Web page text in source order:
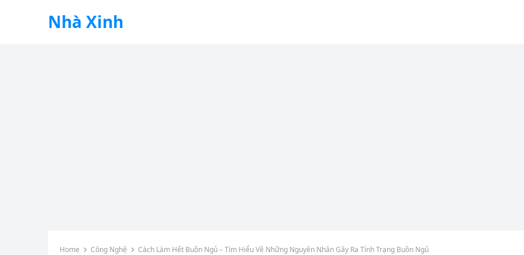
Nhà Xinh
Home Công Nghệ Cách Làm Hết Buồn Ngủ – Tìm Hiểu Về Những Nguyên Nhân Gây Ra Tình Trạng Buồn Ngủ